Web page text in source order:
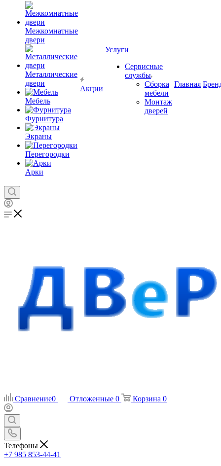
Межкомнатные
двери
Металлические
двери
Мебель
Фурнитура
Экраны
Перегородки
Арки
Акции
Услуги
Сервисные
службы
Сборка
мебели
Монтаж
дверей
Главная
Сравнение0 Отложенные 0 Корзина 0
Телефоны
+7 985 853-44-41